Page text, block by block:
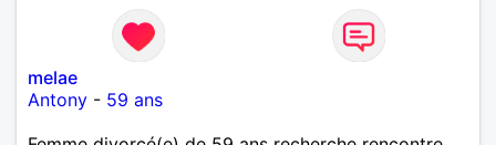
melae
Antony - 59 ans